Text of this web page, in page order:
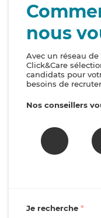
nous
Avec un réseau
Click&Care
candidats pour
besoins de
Nos conseillers
Je recherche